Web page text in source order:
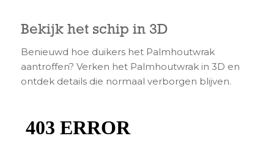
Bekijk het schip in 3D
Benieuwd hoe duikers het Palmhoutwrak
aantroffen? Verken het Palmhoutwrak in 3D en
ontdek details die normaal verborgen blijven.